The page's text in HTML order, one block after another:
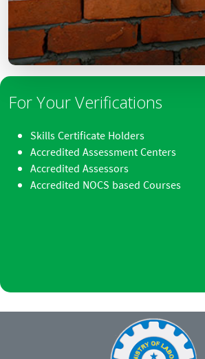
For Your Verifications
Skills Certificate Holders
Accredited Assessment Centers
Accredited Assessors
Accredited NOCS based Courses